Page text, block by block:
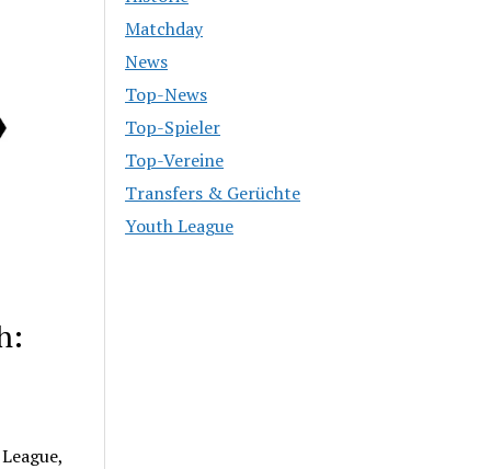
Matchday
News
Top-News
Top-Spieler
Top-Vereine
Transfers & Gerüchte
Youth League